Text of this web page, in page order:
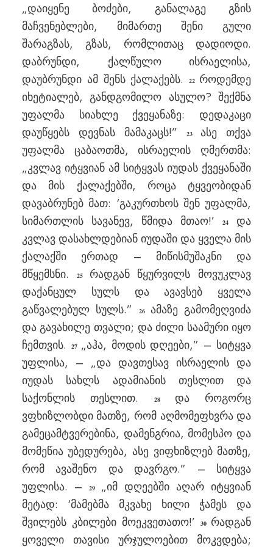
„დაიყენე ბოძები, განალაგე გზის
მაჩვენებლები, მიმართე შენი გული
შარაგზას, გზას, რომლითაც დადიოდი.
დაბრუნდი, ქალწულო ისრაელისა,
დაუბრუნდი ამ შენს ქალაქებს.22 როდემდე
იხეტიალებ, განდგომილო ასულო? შექმნა
უფალმა სიახლე ქვეყანაზე: დედაკაცი
დაუწყებს დევნას მამაკაცს!”23 ასე თქვა
უფალმა ცაბაოთმა, ისრაელის ღმერთმა:
„კვლავ იტყვიან ამ სიტყვას იუდას ქვეყანაში
და მის ქალაქებში, როცა ტყვეობიდან
დავაბრუნებ მათ: ‘გაკურთხოს შენ უფალმა,
სიმართლის სავანევ, წმიდა მთაო!’24
და
კვლავ დასახლდებიან იუდაში და ყველა მის
ქალაქში ერთად – მიწისმუშაკნი და
მწყემსნი.
25
რადგან წყურვილს მოვუკლავ
დაქანცულ სულს და ავავსებ ყველა
გაწვალებულ სულს.”
26
ამაზე გამომეღვიძა
და გავახილე თვალი; და ძილი საამური იყო
ჩემთვის.
27 „აჰა, მოდის დღეები,” – სიტყვა
უფლისა, – „და დავთესავ ისრაელის და
იუდას სახლს ადამიანის თესლით და
საქონლის თესლით.
28
და როგორც
ვფხიზლობდი მათზე, რომ აღმომეფხვრა და
გამეცამტვერებინა, დამენგრია, მომესპო და
მომეწია უბედურება, ასე ვიფხიზლებ მათზე,
რომ ავაშენო და დავრგო.” – სიტყვა
უფლისა. –29
„იმ დღეებში აღარ იტყვიან
მეტად: ‘მამებმა მკვახე ხილი ჭამეს და
შვილებს კბილები მოეკვეთათო!’30 რადგან
ყოველი თავისი ურჯულოებით მოკვდება;